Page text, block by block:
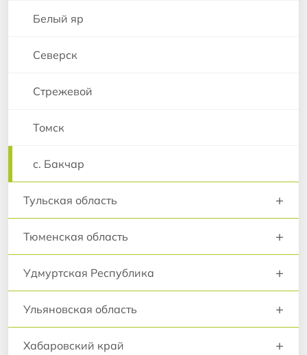
Белый яр
Северск
Стрежевой
Томск
с. Бакчар
Тульская область +
Тюменская область +
Удмуртская Республика +
Ульяновская область +
Хабаровский край +